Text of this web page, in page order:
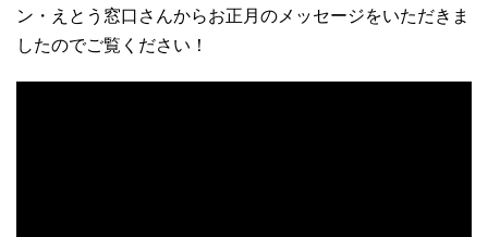
ン・えとう窓口さんからお正月のメッセージをいただきま
したのでご覧ください！